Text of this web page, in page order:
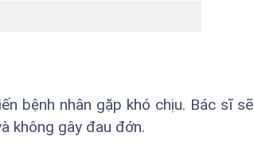
bệnh nhân gặp khó chịu. Bác sĩ sẽ
không gây đau đớn.